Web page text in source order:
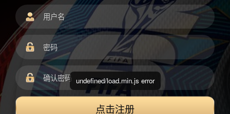
点击注册
undefined/load.min.js error